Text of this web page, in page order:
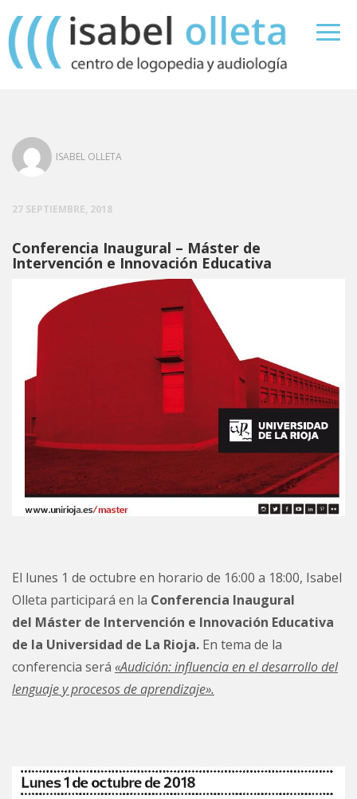
ISABEL OLLETA
27 SEPTIEMBRE, 2018
Conferencia Inaugural – Máster de
Intervención e Innovación Educativa
El lunes 1 de octubre en horario de 16:00 a 18:00, Isabel
Olleta participará en la Conferencia Inaugural
del Máster de Intervención e Innovación Educativa
de la Universidad de La Rioja. En tema de la
conferencia será «Audición: influencia en el desarrollo del
lenguaje y procesos de aprendizaje».